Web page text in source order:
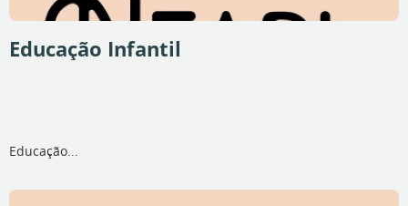
Educação Infantil
Educação...